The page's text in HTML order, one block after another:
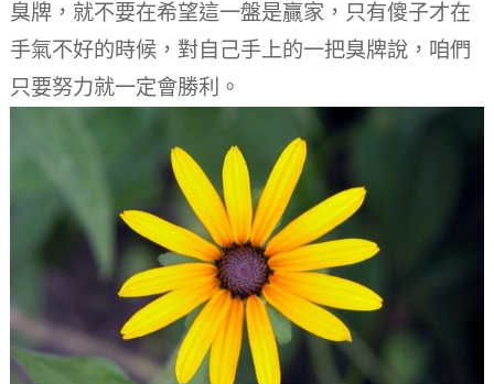
臭牌，就不要在希望這一盤是贏家，只有傻子才在
手氣不好的時候，對自己手上的一把臭牌說，咱們
只要努力就一定會勝利。